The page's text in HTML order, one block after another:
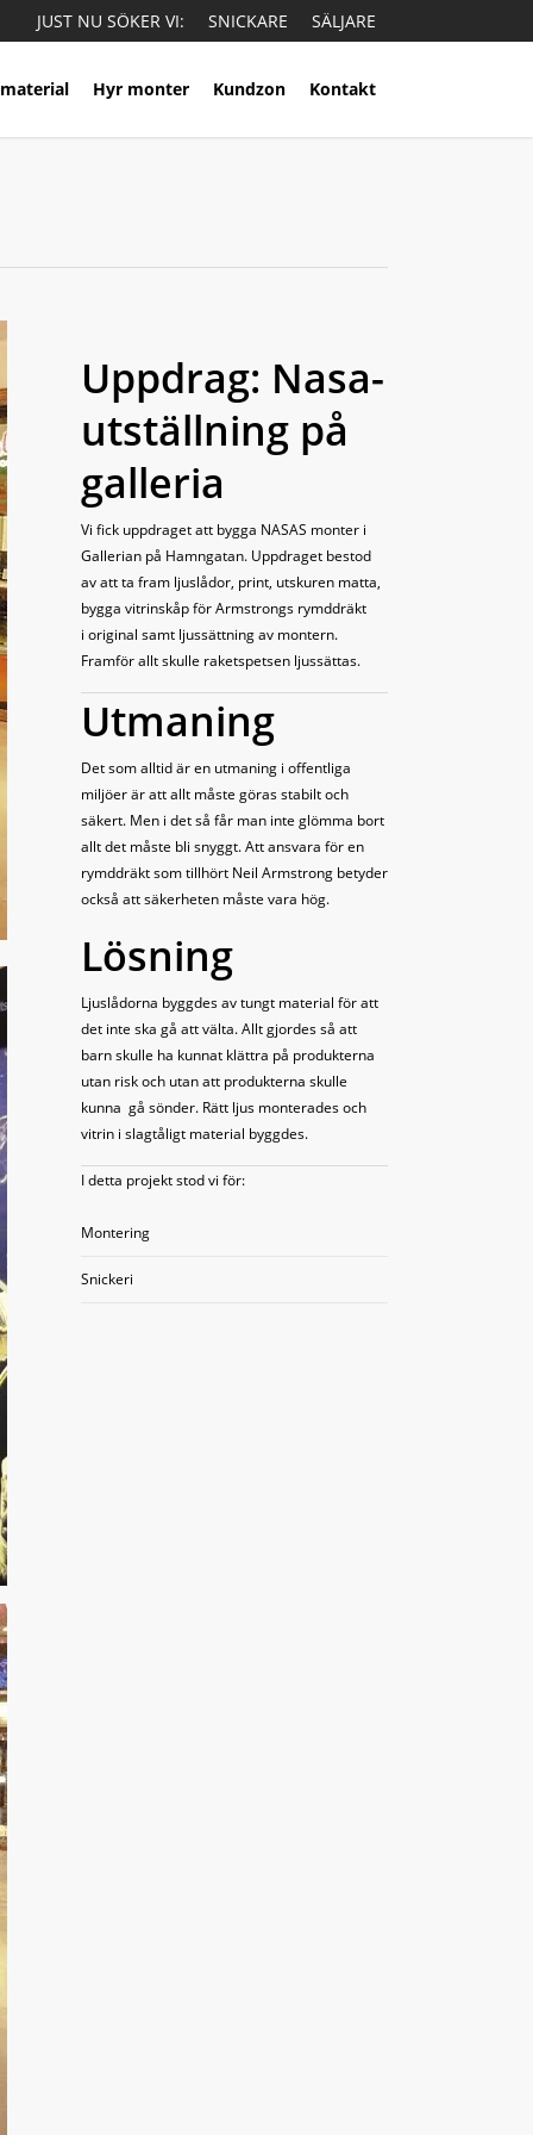
JUST NU SÖKER VI: SNICKARE SÄLJARE
Hyr monter Kundzon Kontakt
Uppdrag: Nasa-
utställning på
galleria
Vi fick uppdraget att bygga NASAS monter i
Gallerian på Hamngatan. Uppdraget bestod
av att ta fram ljuslådor, print, utskuren matta,
bygga vitrinskåp för Armstrongs rymddräkt
i original samt ljussättning av montern.
Framför allt skulle raketspetsen ljussättas.
Utmaning
Det som alltid är en utmaning i offentliga
miljöer är att allt måste göras stabilt och
säkert. Men i det så får man inte glömma bort
allt det måste bli snyggt. Att ansvara för en
rymddräkt som tillhört Neil Armstrong betyder
också att säkerheten måste vara hög.
Lösning
Ljuslådorna byggdes av tungt material för att
det inte ska gå att välta. Allt gjordes så att
barn skulle ha kunnat klättra på produkterna
utan risk och utan att produkterna skulle
kunna gå sönder. Rätt ljus monterades och
vitrin i slagtåligt material byggdes.
I detta projekt stod vi för:
Montering
Snickeri